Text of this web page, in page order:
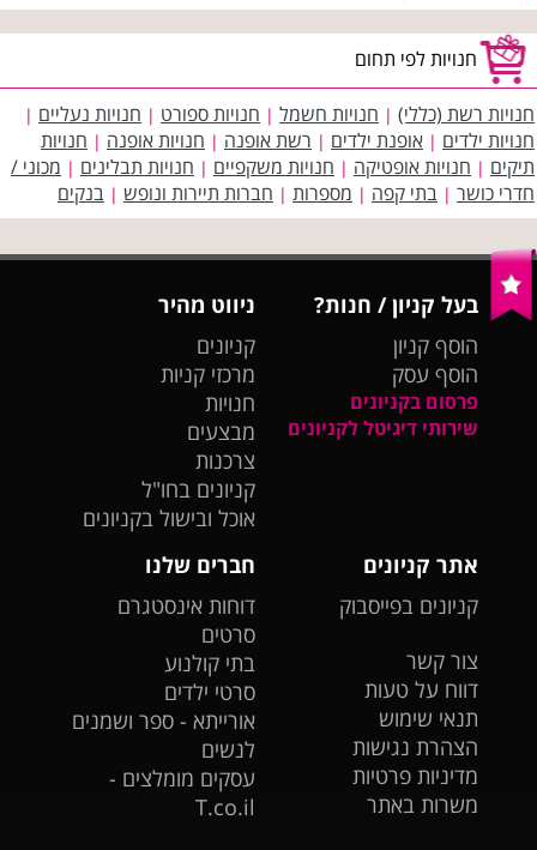
חנויות לפי תחום
חנויות רשת (כללי) | חנויות חשמל | חנויות ספורט | חנויות נעליים |
חנויות ילדים | אופנת ילדים | רשת אופנה | חנויות אופנה | חנויות
תיקים | חנויות אופטיקה | חנויות משקפיים | חנויות תבלינים | מכוני /
חדרי כושר | בתי קפה | מספרות | חברות תיירות ונופש | בנקים
בעל קניון / חנות?
הוסף קניון
הוסף עסק
פרסום בקניונים
שירותי דיגיטל לקניונים
ניווט מהיר
קניונים
מרכזי קניות
חנויות
מבצעים
צרכנות
קניונים בחו"ל
אוכל ובישול בקניונים
אתר קניונים
קניונים בפייסבוק
צור קשר
דווח על טעות
תנאי שימוש
הצהרת נגישות
מדיניות פרטיות
משרות באתר
חברים שלנו
דוחות אינסטגרם
סרטים
בתי קולנוע
סרטי ילדים
אורייתא - ספר ושמנים
לנשים
עסקים מומלצים -
T.co.il